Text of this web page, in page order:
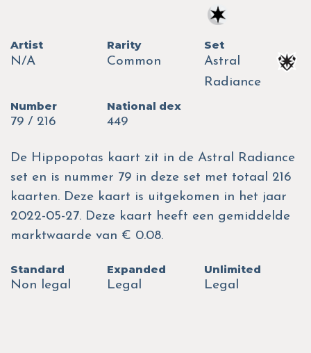
Artist
N/A
Rarity
Common
Set
Astral
Radiance
Number
79 / 216
National dex
449
De Hippopotas kaart zit in de Astral Radiance
set en is nummer 79 in deze set met totaal 216
kaarten. Deze kaart is uitgekomen in het jaar
2022-05-27. Deze kaart heeft een gemiddelde
marktwaarde van € 0.08.
Standard
Non legal
Expanded
Legal
Unlimited
Legal